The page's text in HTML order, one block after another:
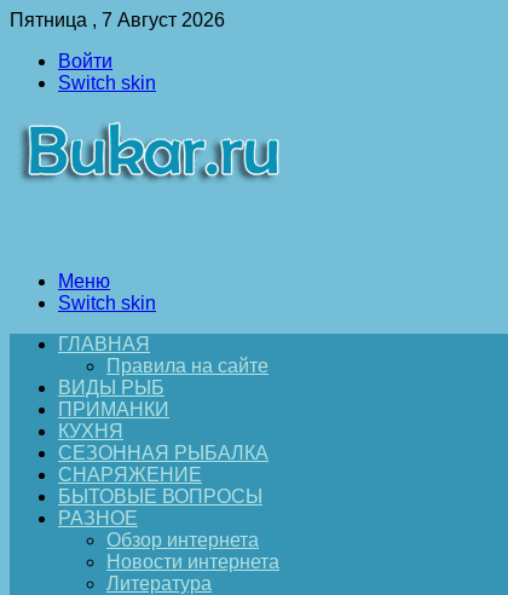
Пятница , 7 Август 2026
Войти
Switch skin
Меню
Switch skin
ГЛАВНАЯ
Правила на сайте
ВИДЫ РЫБ
ПРИМАНКИ
КУХНЯ
СЕЗОННАЯ РЫБАЛКА
СНАРЯЖЕНИЕ
БЫТОВЫЕ ВОПРОСЫ
РАЗНОЕ
Обзор интернета
Новости интернета
Литература